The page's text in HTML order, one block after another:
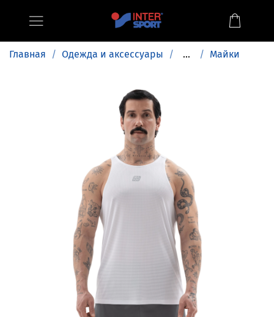
Главная Одежда и аксессуары ... Майки